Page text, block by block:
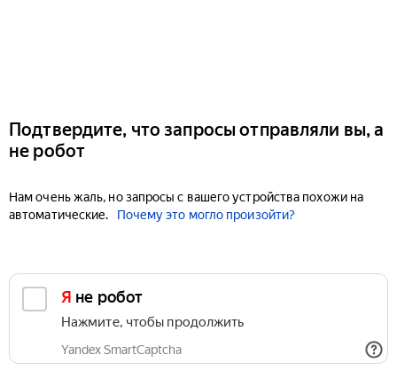
Подтвердите, что запросы отправляли вы, а
не робот
Нам очень жаль, но запросы с вашего устройства похожи на
автоматические.
Почему это могло произойти?
Я не робот
Нажмите, чтобы продолжить
Yandex SmartCaptcha